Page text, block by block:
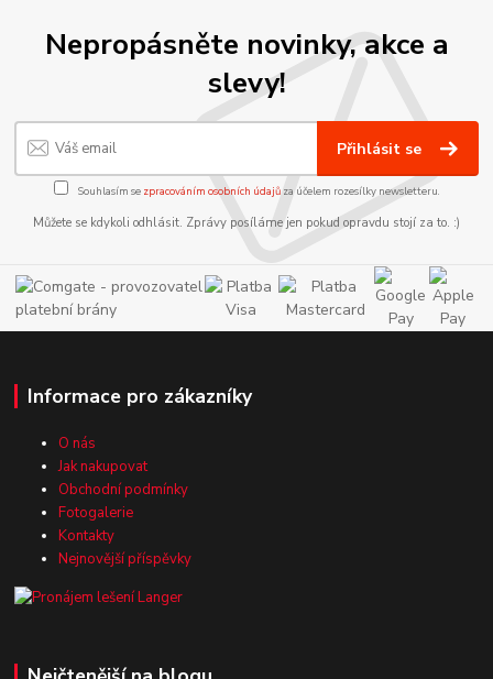
Nepropásněte novinky, akce a
slevy!
Přihlásit se
Souhlasím se zpracováním osobních údajůza účelem rozesílky newsletteru.
Můžete se kdykoli odhlásit. Zprávy posíláme jen pokud opravdu stojí za to. :)
Informace pro zákazníky
O nás
Jak nakupovat
Obchodní podmínky
Fotogalerie
Kontakty
Nejnovější příspěvky